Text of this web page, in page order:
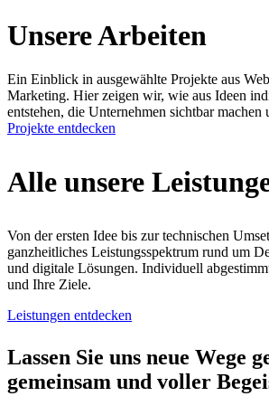
Unsere Arbeiten
Ein Einblick in ausgewählte Projekte aus
Marketing. Hier zeigen wir, wie aus Ideen
entstehen, die Unternehmen sichtbar
Projekte entdecken
Alle unsere
Von der ersten Idee bis zur technischen
ganzheitliches Leistungsspektrum rund um
und digitale Lösungen. Individuell
und Ihre Ziele.
Leistungen entdecken
Lassen Sie uns neue Wege
gemeinsam und voller